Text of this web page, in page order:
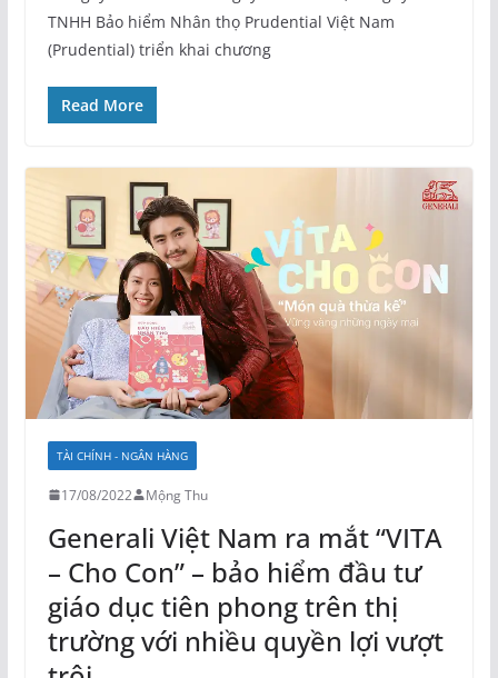
TNHH Bảo hiểm Nhân thọ Prudential Việt Nam
(Prudential) triển khai chương
Read More
TÀI CHÍNH - NGÂN HÀNG
17/08/2022 Mộng Thu
Generali Việt Nam ra mắt “VITA
– Cho Con” – bảo hiểm đầu tư
giáo dục tiên phong trên thị
trường với nhiều quyền lợi vượt